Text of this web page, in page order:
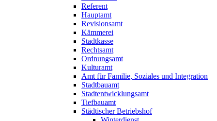
Referent
Hauptamt
Revisionsamt
Kämmerei
Stadtkasse
Rechtsamt
Ordnungsamt
Kulturamt
Amt für Familie, Soziales und Integration
Stadtbauamt
Stadtentwicklungsamt
Tiefbauamt
Städtischer Betriebshof